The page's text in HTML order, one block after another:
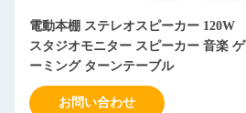
電動本棚 ステレオスピーカー 120W
スタジオモニター スピーカー 音楽 ゲ
ーミング ターンテーブル
お問い合わせ